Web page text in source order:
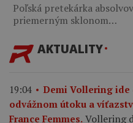
Poľská pretekárka
priemerným sklonom…
AKTUALITY
19:04
Demi Vollering ide
odvážnom útoku a
France Femmes. Vollering